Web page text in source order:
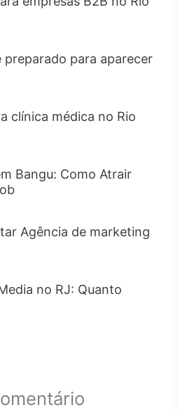
preparado para aparecer
clínica médica no Rio
Bangu: Como Atrair
Agência de marketing
no RJ: Quanto